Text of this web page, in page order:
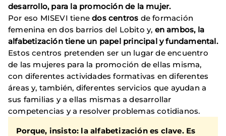
desarrollo, para la promoción de la mujer.
Por eso MISEVI tienedos centros de formación
femenina en dos barrios del Lobito y, en ambos, la
alfabetización tiene un papel principal y fundamental.
Estos centros pretenden ser un lugar de encuentro
de las mujeres para la promoción de ellas misma,
con diferentes actividades formativas en diferentes
áreas y, también, diferentes servicios que ayudan a
sus familias y a ellas mismas a desarrollar
competencias y a resolver problemas cotidianos.
Porque, insisto: la alfabetización es clave. Es